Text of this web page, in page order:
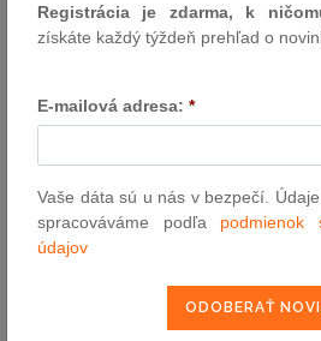
Právny audit, hĺbková právna
diligence, označuje komplexné
spoločnosti alebo kupujúceho,
s právnym stavom spoločnosti,
predpismi a aj dodržiavanie zmluvných
Základnou úlohou právneho
problémov, ktoré môžu mať
zmlúv, ktoré spoločnosť uzatvorila,
zmluvných pokút, ktoré môžu mať
Registrácia je zdarma, k
získáte každý týždeň prehľad o
E-mailová adresa: *
Vaše dáta sú u nás v bezpečí.
spracováváme podľa podmienok
údajov